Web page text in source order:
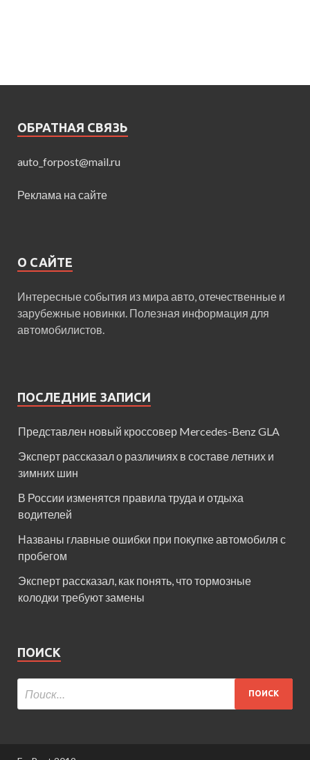
ОБРАТНАЯ СВЯЗЬ
auto_forpost@mail.ru
Реклама на сайте
О САЙТЕ
Интересные события из мира авто, отечественные и
зарубежные новинки. Полезная информация для
автомобилистов.
ПОСЛЕДНИЕ ЗАПИСИ
Представлен новый кроссовер Mercedes-Benz GLA
Эксперт рассказал о различиях в составе летних и
зимних шин
В России изменятся правила труда и отдыха
водителей
Названы главные ошибки при покупке автомобиля с
пробегом
Эксперт рассказал, как понять, что тормозные
колодки требуют замены
ПОИСК